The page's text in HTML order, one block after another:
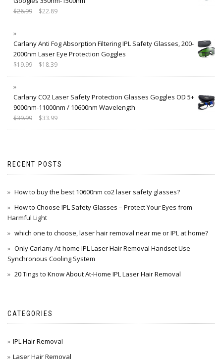
$26.99 $22.89
Carlany Anti Fog Absorption Filtering IPL Safety Glasses, 200-
2000nm Laser Eye Protection Goggles
$19.99 $18.39
Carlany CO2 Laser Safety Protection Glasses Goggles OD 5+
9000nm-11000nm / 10600nm Wavelength
$39.99 $33.99
RECENT POSTS
How to buy the best 10600nm co2 laser safety glasses?
How to Choose IPL Safety Glasses – Protect Your Eyes from
Harmful Light
which one to choose, laser hair removal near me or IPL at home?
Only Carlany At-home IPL Laser Hair Removal Handset Use
Synchronous Cooling System
20 Tings to Know About At-Home IPL Laser Hair Removal
CATEGORIES
IPL Hair Removal
Laser Hair Removal